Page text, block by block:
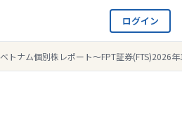
ログイン
ベトナム個別株レポート～FPT証券(FTS)2026